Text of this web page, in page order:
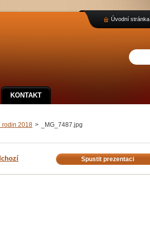
rodin 2018 > _MG_7487.jpg
Spustit prezentaci
KONTAKT
Úvodní stránka